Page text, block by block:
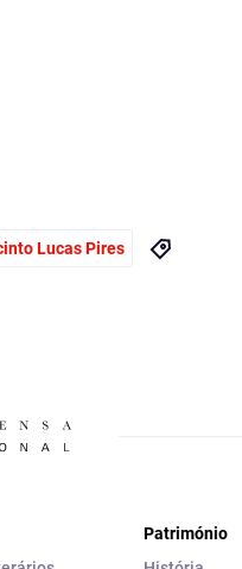
Lucas Pires
Património